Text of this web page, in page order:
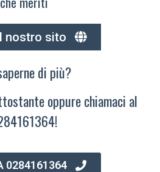
nostro sito
di più?
oppure chiamaci al
0284161364